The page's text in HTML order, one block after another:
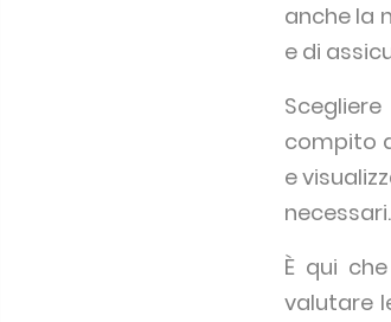
anche la
e di
compito
e
necessari.
È qui
valutare